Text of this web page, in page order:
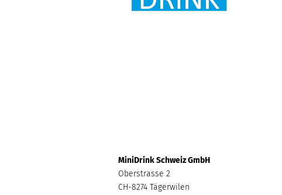
MiniDrink Schweiz GmbH
Oberstrasse 2
CH-8274 Tägerwilen